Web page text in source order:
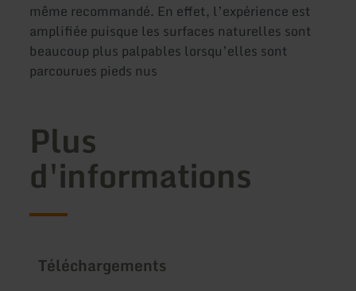
même recommandé. En effet, l’expérience est
amplifiée puisque les surfaces naturelles sont
beaucoup plus palpables lorsqu’elles sont
parcourues pieds nus
Plus
d'informations
Téléchargements